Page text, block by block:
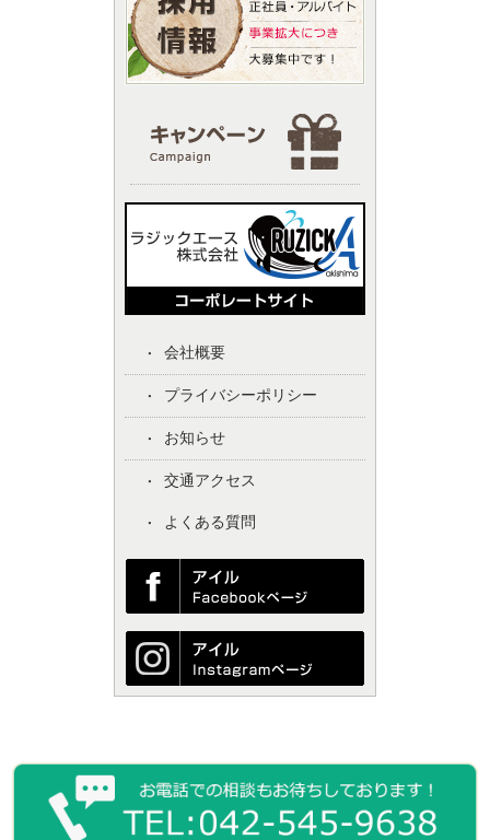
会社概要
プライバシーポリシー
お知らせ
交通アクセス
よくある質問